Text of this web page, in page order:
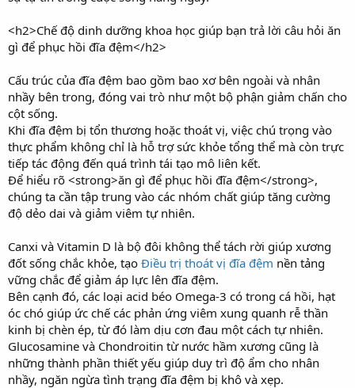
<h2>Chế độ dinh dưỡng khoa học giúp bạn trả lời câu hỏi ăn
gì để phục hồi đĩa đệm</h2>
Cấu trúc của đĩa đệm bao gồm bao xơ bên ngoài và nhân
nhầy bên trong, đóng vai trò như một bộ phận giảm chấn cho
cột sống.
Khi đĩa đệm bị tổn thương hoặc thoát vị, việc chú trọng vào
thực phẩm không chỉ là hỗ trợ sức khỏe tổng thể mà còn trực
tiếp tác động đến quá trình tái tạo mô liên kết.
Để hiểu rõ <strong>ăn gì để phục hồi đĩa đệm</strong>,
chúng ta cần tập trung vào các nhóm chất giúp tăng cường
độ dẻo dai và giảm viêm tự nhiên.
Canxi và Vitamin D là bộ đôi không thể tách rời giúp xương
đốt sống chắc khỏe, tạo Điều trị thoát vị đĩa đệm nền tảng
vững chắc để giảm áp lực lên đĩa đệm.
Bên cạnh đó, các loại acid béo Omega-3 có trong cá hồi, hạt
óc chó giúp ức chế các phản ứng viêm xung quanh rễ thần
kinh bị chèn ép, từ đó làm dịu cơn đau một cách tự nhiên.
Glucosamine và Chondroitin từ nước hầm xương cũng là
những thành phần thiết yếu giúp duy trì độ ẩm cho nhân
nhầy, ngăn ngừa tình trạng đĩa đệm bị khô và xẹp.